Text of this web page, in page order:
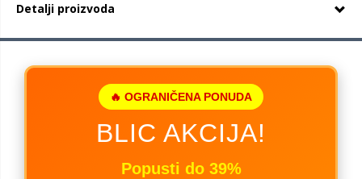
Detalji proizvoda
🔥 OGRANIČENA PONUDA
BLIC AKCIJA!
Popusti do 39%